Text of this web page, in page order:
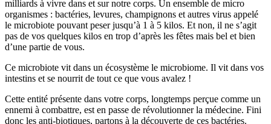
milliards à vivre dans et sur notre corps. Un ensemble de micro
organismes : bactéries, levures, champignons et autres virus appelé
le microbiote pouvant peser jusqu’à 1 à 5 kilos. Et non, il ne s’agit
pas de vos quelques kilos en trop d’après les fêtes mais bel et bien
d’une partie de vous.
Ce microbiote vit dans un écosystème le microbiome. Il vit dans vos
intestins et se nourrit de tout ce que vous avalez !
Cette entité présente dans votre corps, longtemps perçue comme un
ennemi à combattre, est en passe de révolutionner la médecine. Fini
donc les anti-biotiques, partons à la découverte de ces bactéries.